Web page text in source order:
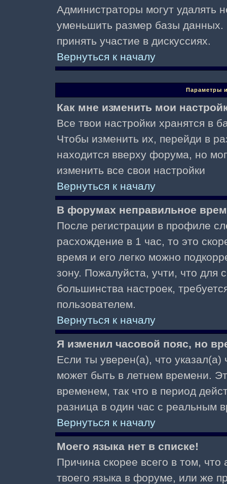
Администраторы могут удалять
уменьшить размер базы данных.
принять участие в дискуссиях.
Вернуться к началу
Параметры
Как мне изменить мои
Все твои настройки хранятся в
Чтобы изменить их, перейди в
находится вверху форума, но
изменить все свои настройки
Вернуться к началу
В форумах неправильное
После регистрации в профиле
расхождение в 1 час, то это
время и его легко можно
зону. Пожалуйста, учти, что для
большинства настроек,
пользователем.
Вернуться к началу
Я изменил часовой пояс, но
Если ты уверен(а), что
может быть в летнем времени.
временем, так что в период
разница в один час с реальным
Вернуться к началу
Моего языка нет в списке!
Причина скорее всего в том,
твоего языка в форуме, или же